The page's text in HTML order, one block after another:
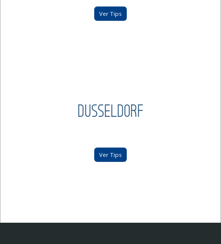
Ver Tips
DUSSELDORF
Ver Tips